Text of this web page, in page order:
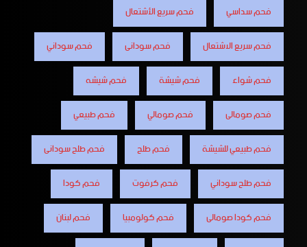
فحم سداسي
فحم سريع الأشتعال
فحم سريع الاشتعال
فحم سودانى
فحم سوداني
فحم شواء
فحم شيشة
فحم شيشه
فحم صومالى
فحم صومالي
فحم طبيعي
فحم طبيعي للشيشة
فحم طلح
فحم طلح سودانى
فحم طلح سوداني
فحم كرفوت
فحم كودا
فحم كودا صومالى
فحم كولومبيا
فحم لبنان